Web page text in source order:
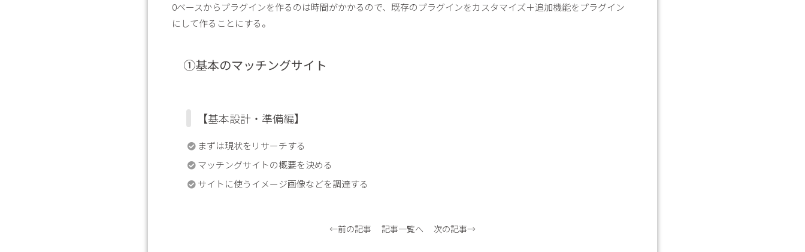
0ベースからプラグインを作るのは時間がかかるので、既存のプラグインをカスタマイズ＋追加機能をプラグイン
にして作ることにする。
①基本のマッチングサイト
【基本設計・準備編】
まずは現状をリサーチする
マッチングサイトの概要を決める
サイトに使うイメージ画像などを調達する
←前の記事 記事一覧へ 次の記事→